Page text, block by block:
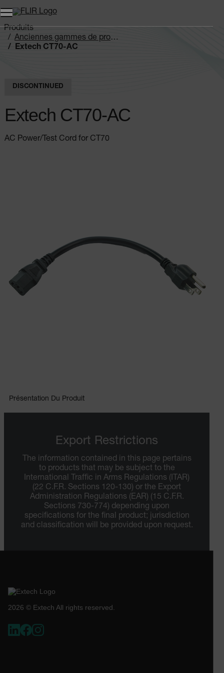
Unread messages
Modèle
Supprimer
articles
Ajouter au panier
Ajouté au panier
Produits
Anciennes gammes de produits
Extech CT70-AC
DISCONTINUED
Extech CT70-AC
AC Power/Test Cord for CT70
Présentation Du Produit
Export Restrictions
The information contained in this page pertains
to products that may be subject to the
International Traffic in Arms Regulations (ITAR)
(22 C.F.R. Sections 120-130) or the Export
Administration Regulations (EAR) (15 C.F.R.
Sections 730-774) depending upon
specifications for the final product; jurisdiction
and classification will be provided upon request.
2026 © Extech All rights reserved.